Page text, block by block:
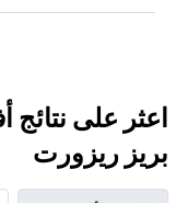
اعثر على
بريز ريزورت